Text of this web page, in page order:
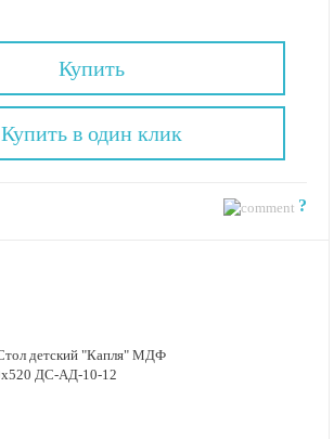
Купить
?
Купить в один клик